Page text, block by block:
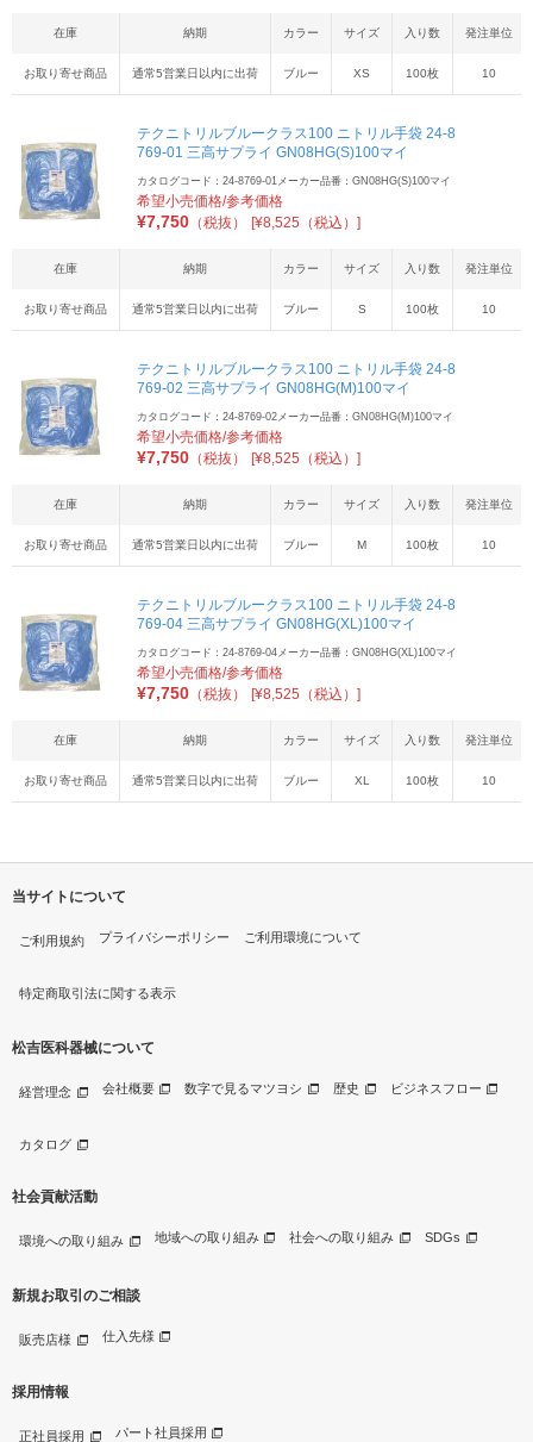
在庫 納期 カラー サイズ 入り数 発注単位
お取り寄せ商品 通常5営業日以内に出荷 ブルー XS 100枚 10
テクニトリルブルークラス100 ニトリル手袋 24-8
769-01 三高サプライ GN08HG(S)100マイ
カタログコード：24-8769-01メーカー品番：GN08HG(S)100マイ
希望小売価格/参考価格
¥7,750 （税抜） [¥8,525（税込）]
在庫 納期 カラー サイズ 入り数 発注単位
お取り寄せ商品 通常5営業日以内に出荷 ブルー S 100枚 10
テクニトリルブルークラス100 ニトリル手袋 24-8
769-02 三高サプライ GN08HG(M)100マイ
カタログコード：24-8769-02メーカー品番：GN08HG(M)100マイ
希望小売価格/参考価格
¥7,750 （税抜） [¥8,525（税込）]
在庫 納期 カラー サイズ 入り数 発注単位
お取り寄せ商品 通常5営業日以内に出荷 ブルー M 100枚 10
テクニトリルブルークラス100 ニトリル手袋 24-8
769-04 三高サプライ GN08HG(XL)100マイ
カタログコード：24-8769-04メーカー品番：GN08HG(XL)100マイ
希望小売価格/参考価格
¥7,750 （税抜） [¥8,525（税込）]
在庫 納期 カラー サイズ 入り数 発注単位
お取り寄せ商品 通常5営業日以内に出荷 ブルー XL 100枚 10
当サイトについて
ご利用規約 プライバシーポリシー ご利用環境について
特定商取引法に関する表示
松吉医科器械について
経営理念 会社概要 数字で見るマツヨシ 歴史 ビジネスフロー
カタログ
社会貢献活動
環境への取り組み 地域への取り組み 社会への取り組み SDGs
新規お取引のご相談
販売店様 仕入先様
採用情報
正社員採用 パート社員採用